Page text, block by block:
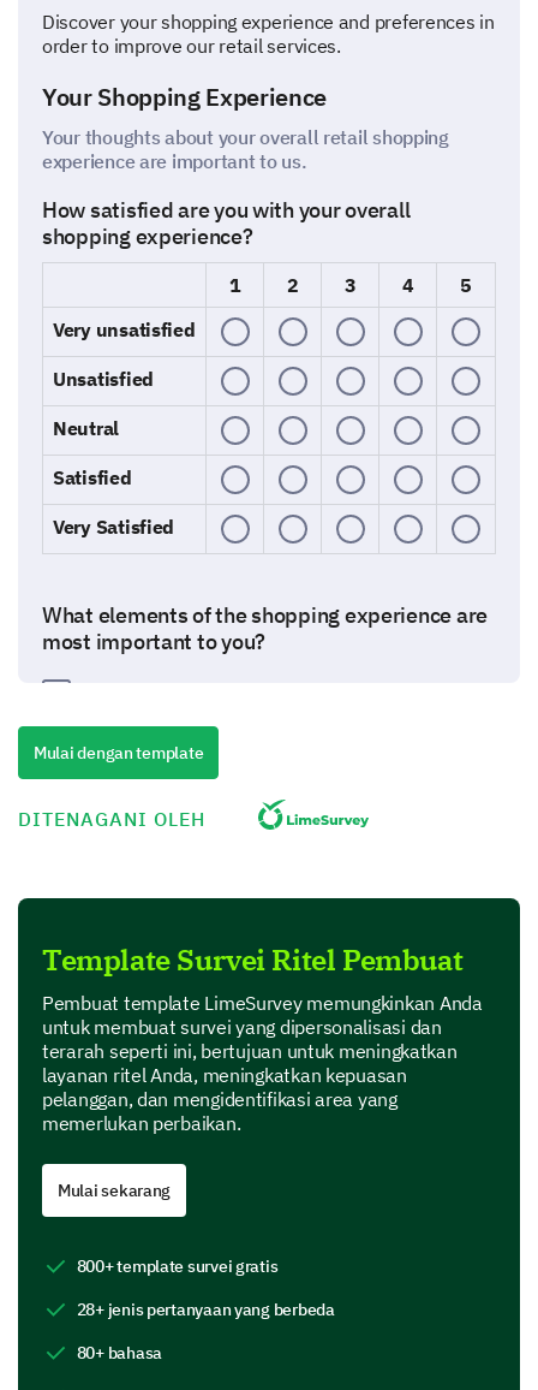
Discover your shopping experience and preferences in
order to improve our retail services.
Your Shopping Experience
Your thoughts about your overall retail shopping
experience are important to us.
How satisfied are you with your overall
shopping experience?
1 2 3 4
5
Very unsatisfied
Unsatisfied
Neutral
Satisfied
Very Satisfied
What elements of the shopping experience are
most important to you?
Customer Service
Store Atmosphere
Prices
Mulai dengan template
DITENAGANI OLEH
Template Survei Ritel Pembuat
Pembuat template LimeSurvey memungkinkan Anda
untuk membuat survei yang dipersonalisasi dan
terarah seperti ini, bertujuan untuk meningkatkan
layanan ritel Anda, meningkatkan kepuasan
pelanggan, dan mengidentifikasi area yang
memerlukan perbaikan.
Mulai sekarang
800+ template survei gratis
28+ jenis pertanyaan yang berbeda
80+ bahasa